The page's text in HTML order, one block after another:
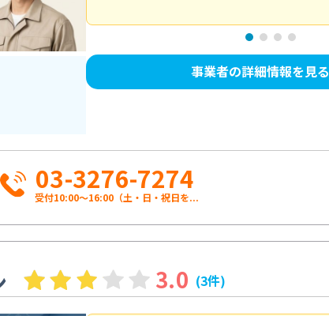
事業者の詳細情報を見る
03-3276-7274
受付10:00〜16:00（土・日・祝日を...
3.0 (3件)